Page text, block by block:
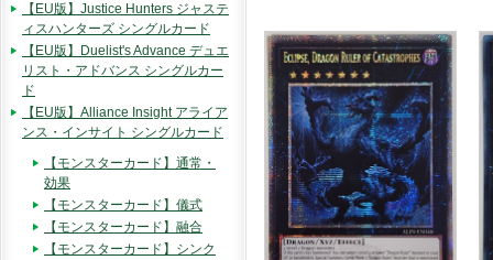
【EU版】Justice Hunters ジャステ
ィスハンターズ シングルカード
【EU版】Duelist's Advance デュエ
リスト・アドバンス シングルカー
ド
【EU版】Alliance Insight アライア
ンス・インサイト シングルカード
【モンスターカード】通常・
効果
【モンスターカード】儀式
【モンスターカード】融合
【モンスターカード】シンク